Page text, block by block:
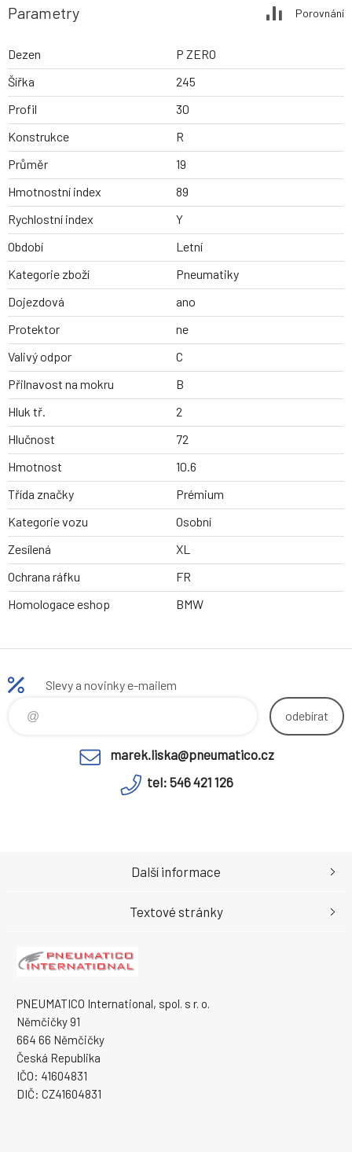
Parametry Porovnání
Dezen
P ZERO
Šířka
245
Profil
30
Konstrukce
R
Průměr
19
Hmotnostní index
89
Rychlostní index
Y
Období
Letní
Kategorie zboží
Pneumatiky
Dojezdová
ano
Protektor
ne
Valivý odpor
C
Přilnavost na mokru
B
Hluk tř.
2
Hlučnost
72
Hmotnost
10.6
Třída značky
Prémium
Kategorie vozu
Osobní
Zesílená
XL
Ochrana ráfku
FR
Homologace eshop
BMW
Slevy a novinky e-mailem
odebírat
marek.liska@pneumatico.cz
tel: 546 421 126
PNEUMATICO International, spol. s r. o.
Němčičky 91
664 66 Němčičky
Česká Republika
IČO: 41604831
DIČ: CZ41604831
Další informace
Textové stránky